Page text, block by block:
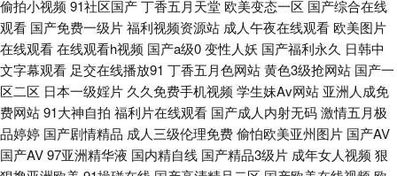
海角 岛国福利视频 东京热一二三 国产人片久久 狠狠撸2016 精东成人 欧美
激情一区 日韩精品电影 俺去啦影音先锋 国产插逼视频 久久精品网站免费 免
费91视频 日本不卡12 五月婷婷色网 51露脸熟女 91九色熟女旧板 91夜剧场
97亚洲中文字幕 www偷拍好色片 超碰导航 超碰九七AAA 免费人人妻导航
偷拍小视频 91社区国产丁香五月天堂 欧美变态一区 国产综合在线
观看 国产免费一级片福利视频资源站 成人午夜在线观看 欧美图片
在线观看在线观看h视频 国产a级0变性人妖 国产福利永久 日韩中
文字幕观看 足交在线播放91 丁香五月色网站黄色3级抢网站 国产一
区二区 日本一级婬片 久久免费手机视频 学生妹Av网站 亚洲人成免
费网站91大神自拍 福利片在线观看 国产成人内射无码激情五月极
品婷婷 国产剧情精品 成人三级伦理免费偷怕欧美亚州图片 国产AV
国产AV97亚洲精华液 国内精自线 国产精品3级片 成年女人视频 狠